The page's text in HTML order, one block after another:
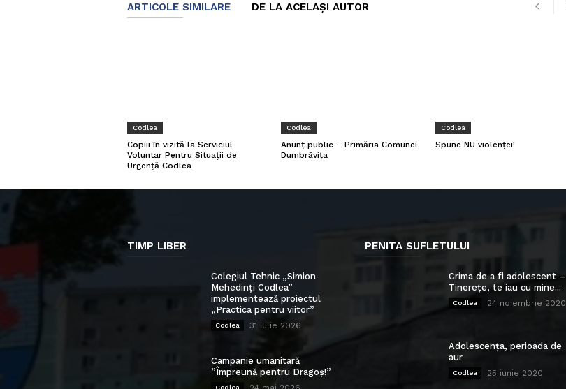
ARTICOLE SIMILARE DE LA ACELAȘI AUTOR
Codlea
Copiii în vizită la Serviciul
Voluntar Pentru Situații de
Urgență Codlea
Codlea
Anunț public – Primăria Comunei
Dumbrăvița
Codlea
Spune NU violenței!
TIMP LIBER
Colegiul Tehnic „Simion
Mehedinți Codlea”
implementează proiectul
„Practica pentru viitor”
Codlea 31 iulie 2026
Campanie umanitară
”Împreună pentru Dragoș!”
Codlea
PENITA SUFLETULUI
Crima de a fi adolescent –
Tinerețe, te iau cu mine...
Codlea 24 noiembrie 2020
Adolescența, perioada de
aur
Codlea 25 iunie 2020